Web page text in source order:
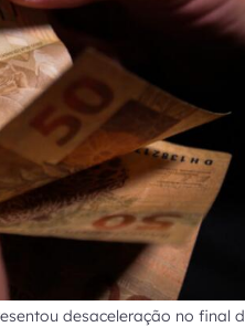
desaceleração no final